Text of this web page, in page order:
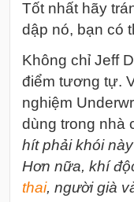
Tốt nhất hãy
dập nó, bạn có
Không chỉ Jeff
điểm tương tự.
nghiệm
dùng trong nhà
hít phải khói
Hơn nữa, khí
thai, người già